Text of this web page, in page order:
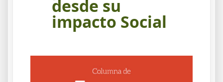
desde su
impacto Social